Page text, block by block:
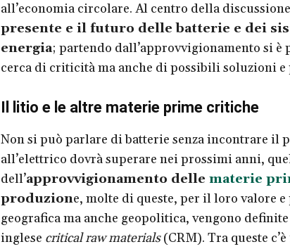
all’economia circolare. Al centro della
presente e il futuro delle batterie e dei
energia; partendo dall’approvvigionamento si
cerca di criticità ma anche di possibili soluzioni
Il litio e le altre materie prime critiche
Non si può parlare di batterie senza incontrare il
all’elettrico dovrà superare nei prossimi anni,
dell’approvvigionamento delle materie
produzione, molte di queste, per il loro valore
geografica ma anche geopolitica, vengono
inglese critical raw materials(CRM). Tra queste